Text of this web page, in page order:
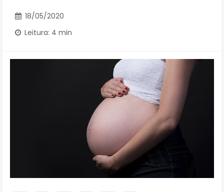
18/05/2020
Leitura: 4 min